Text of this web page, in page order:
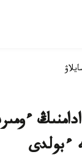
قىزىلاعاشتاعى